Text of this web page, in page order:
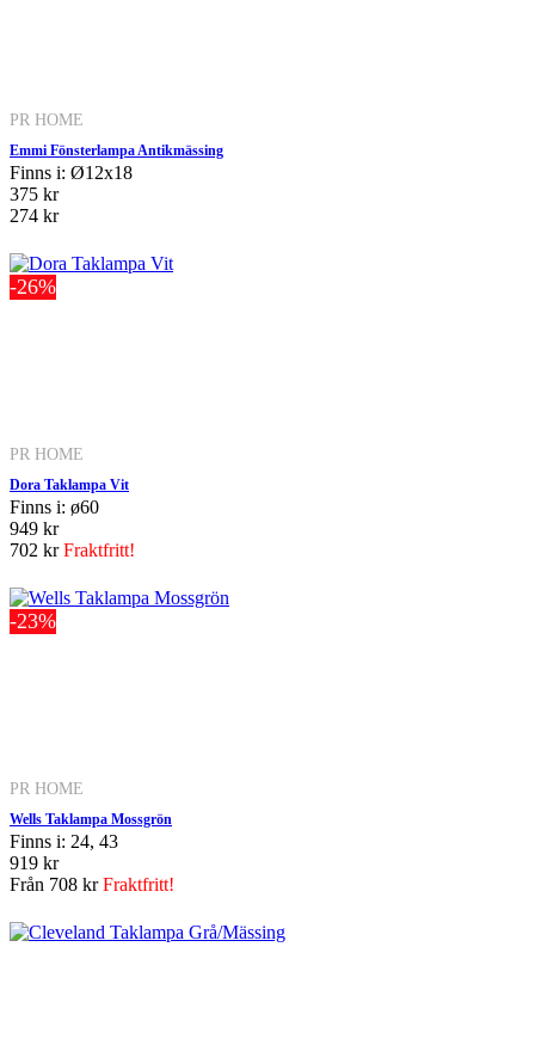
PR HOME
Emmi Fönsterlampa Antikmässing
Finns i: Ø12x18
375 kr
274 kr
-26%
PR HOME
Dora Taklampa Vit
Finns i: ø60
949 kr
702 krFraktfritt!
-23%
PR HOME
Wells Taklampa Mossgrön
Finns i: 24, 43
919 kr
Från 708 krFraktfritt!